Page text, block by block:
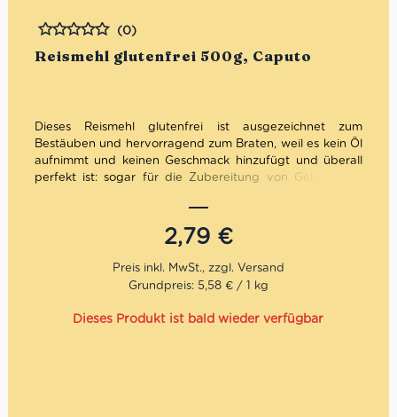
Reismehl glutenfrei 500g, Caputo
Bewertet
(0)
Dieses Reismehl glutenfrei ist ausgezeichnet zum
Bestäuben und hervorragend zum Braten, weil es kein Öl
aufnimmt und keinen Geschmack hinzufügt und überall
perfekt ist: sogar für die Zubereitung von Gebäck, für
geeignet, aber auch für diejenigen, die sich für eine Diät
mit weniger als 20 ppm Gluten entscheiden.
2,79 €
Grundpreis: 5,58 € / 1 kg
Dieses Produkt ist bald wieder verfügbar